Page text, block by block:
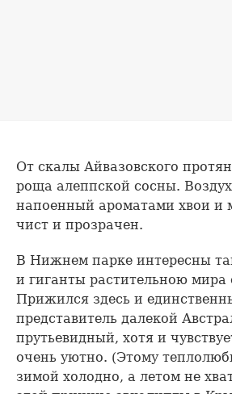
От скалы Айвазовского
роща алеппской сосны. Воздух
напоенный ароматами хвои и
чист и прозрачен.
В Нижнем парке интересны
и гиганты растительною мира
Прижился здесь и
представитель далекой
прутьевидный, хотя и
очень уютно. (Этому
зимой холодно, а летом не